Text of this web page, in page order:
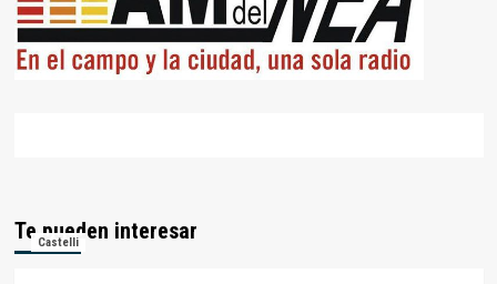
Te pueden interesar
Castelli